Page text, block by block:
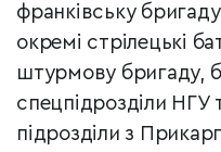
франківську
окремі стрілецькі
штурмову бригаду,
спецпідрозділи НГУ
підрозділи з